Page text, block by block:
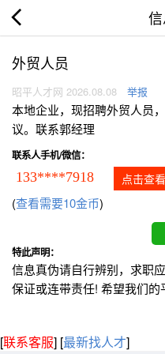
外贸人员
昭平人才网 2026.08.08 举报
本地企业，现招聘外贸人员
议。联系郭经理
联系人手机/微信：
133****7918 点击查
(查看需要10金币)
特此声明：
信息真伪请自行辨别，求职
保证或连带责任! 希望我们的
[联系客服] [最新找人才]